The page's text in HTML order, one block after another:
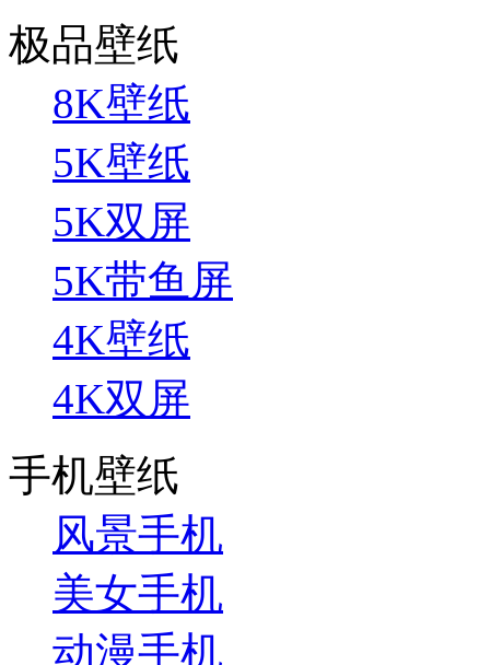
极品壁纸
8K壁纸
5K壁纸
5K双屏
5K带鱼屏
4K壁纸
4K双屏
手机壁纸
风景手机
美女手机
动漫手机